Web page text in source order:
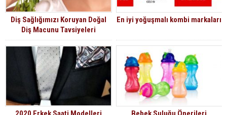
Diş Sağlığımızı Koruyan Doğal
Diş Macunu Tavsiyeleri
En iyi yoğuşmalı kombi markaları